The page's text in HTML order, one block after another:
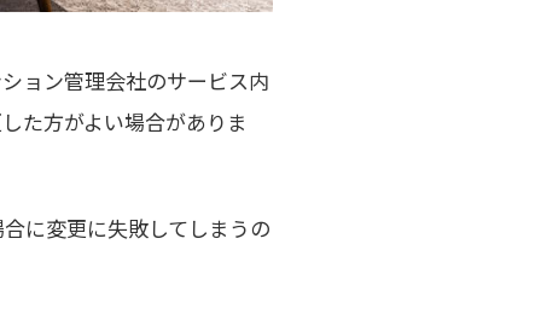
ョン管理会社のサービス内
た方がよい場合がありま
に変更に失敗してしまうの